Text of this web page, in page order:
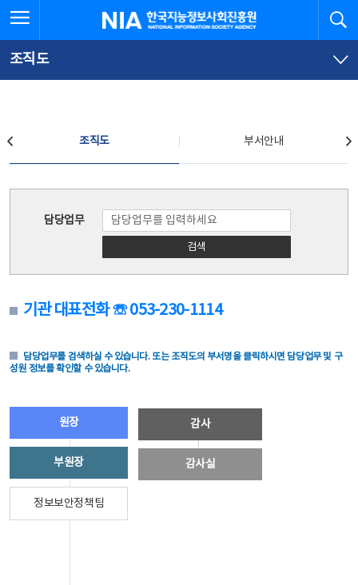
문
로
가
체
뉴
바
가
한국지능정보사회진흥원
조직도
조직도 부서안내
담당업무
검색
기관 대표전화 ☏ 053-230-1114
담당업무를 검색하실 수 있습니다. 또는 조직도의 부서명을 클릭하시면 담당업무 및 구
성원 정보를 확인할 수 있습니다.
원장
부원장
정보보안정책팀
감사
감사실